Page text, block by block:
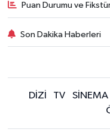
Puan Durumu ve
Son Dakika Haberleri
DİZİ TV SİNEMA